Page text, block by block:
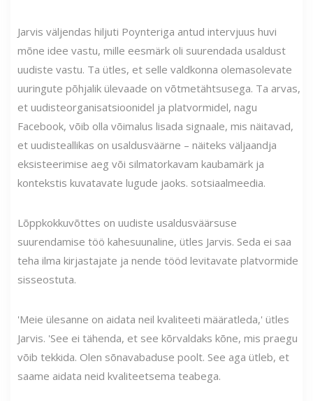
Jarvis väljendas hiljuti Poynteriga antud intervjuus huvi
mõne idee vastu, mille eesmärk oli suurendada usaldust
uudiste vastu. Ta ütles, et selle valdkonna olemasolevate
uuringute põhjalik ülevaade on võtmetähtsusega. Ta arvas,
et uudisteorganisatsioonidel ja platvormidel, nagu
Facebook, võib olla võimalus lisada signaale, mis näitavad,
et uudisteallikas on usaldusväärne – näiteks väljaandja
eksisteerimise aeg või silmatorkavam kaubamärk ja
kontekstis kuvatavate lugude jaoks. sotsiaalmeedia.
Lõppkokkuvõttes on uudiste usaldusväärsuse
suurendamise töö kahesuunaline, ütles Jarvis. Seda ei saa
teha ilma kirjastajate ja nende tööd levitavate platvormide
sisseostuta.
'Meie ülesanne on aidata neil kvaliteeti määratleda,' ütles
Jarvis. 'See ei tähenda, et see kõrvaldaks kõne, mis praegu
võib tekkida. Olen sõnavabaduse poolt. See aga ütleb, et
saame aidata neid kvaliteetsema teabega.